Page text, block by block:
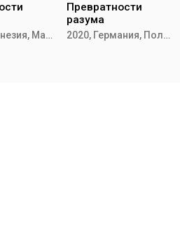
2021, Индонезия, Малайзия
Превратности
разума
2020, Германия, Польша,